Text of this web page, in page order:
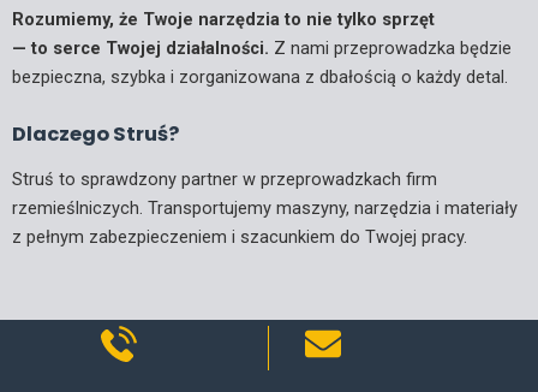
Rozumiemy, że Twoje narzędzia to nie tylko sprzęt
— to serce Twojej działalności. Z nami przeprowadzka będzie
bezpieczna, szybka i zorganizowana z dbałością o każdy detal.
Dlaczego Struś?
Struś to sprawdzony partner w przeprowadzkach firm
rzemieślniczych. Transportujemy maszyny, narzędzia i materiały
z pełnym zabezpieczeniem i szacunkiem do Twojej pracy.